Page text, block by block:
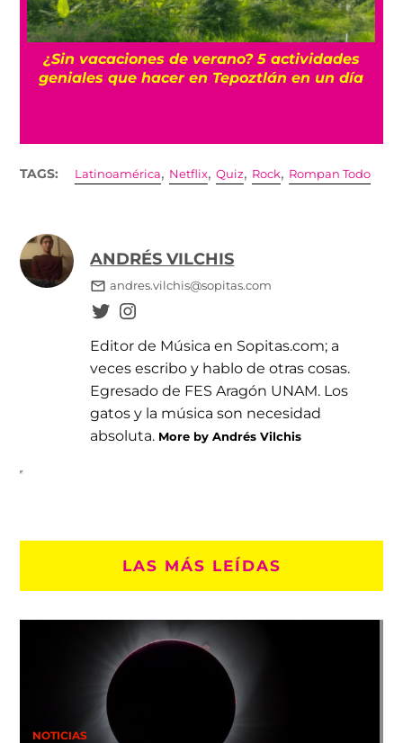
¿Sin vacaciones de verano? 5 actividades
geniales que hacer en Tepoztlán en un día
TAGS: Latinoamérica, Netflix,Quiz, Rock, Rompan Todo
ANDRÉS VILCHIS
andres.vilchis@sopitas.com
Editor de Música en Sopitas.com; a
veces escribo y hablo de otras cosas.
Egresado de FES Aragón UNAM. Los
gatos y la música son necesidad
absoluta. More by Andrés Vilchis
LAS MÁS LEÍDAS
NOTICIAS